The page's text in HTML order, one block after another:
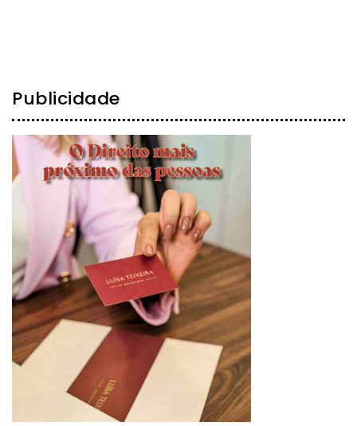
Publicidade